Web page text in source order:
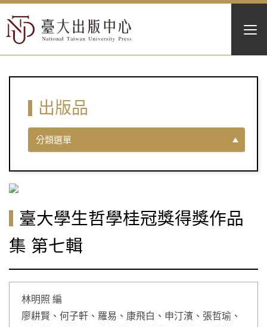
出版品
分類選單
臺大學生哲學桂冠獎得獎作品
集 第七輯
林明照 編
廖耕賢、何子軒、羅易、康飛白、申汀濱、張哲瑜、